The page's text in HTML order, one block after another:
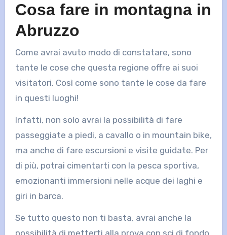
Cosa fare in montagna in
Abruzzo
Come avrai avuto modo di constatare, sono
tante le cose che questa regione offre ai suoi
visitatori. Così come sono tante le cose da fare
in questi luoghi!
Infatti, non solo avrai la possibilità di fare
passeggiate a piedi, a cavallo o in mountain bike,
ma anche di fare escursioni e visite guidate. Per
di più, potrai cimentarti con la pesca sportiva,
emozionanti immersioni nelle acque dei laghi e
giri in barca.
Se tutto questo non ti basta, avrai anche la
possibilità di metterti alla prova con sci di fondo,